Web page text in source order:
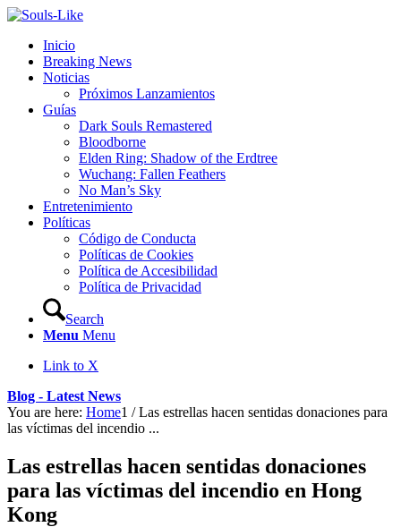
Inicio
Breaking News
Noticias
Próximos Lanzamientos
Guías
Dark Souls Remastered
Bloodborne
Elden Ring: Shadow of the Erdtree
Wuchang: Fallen Feathers
No Man’s Sky
Entretenimiento
Políticas
Código de Conducta
Políticas de Cookies
Política de Accesibilidad
Política de Privacidad
Search
Menu Menu
Link to X
Blog - Latest News
You are here: Home1 / Las estrellas hacen sentidas donaciones para
las víctimas del incendio ...
Las estrellas hacen sentidas donaciones
para las víctimas del incendio en Hong
Kong